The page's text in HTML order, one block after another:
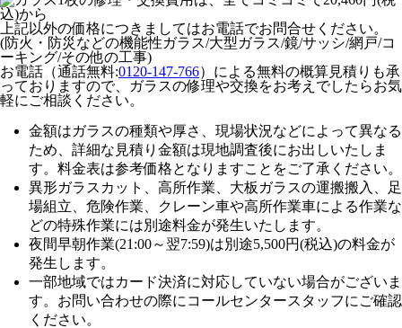
上記以外の価格につきましてはお電話でお問合せください。
(防火・防災などの機能性ガラス/大型ガラス/鏡/サッシ/網戸/コ
ーキング/その他の工事)
お電話（通話無料:0120-147-766）による無料の概算見積りも承
っておりますので、ガラスの修理や交換をお考えでしたらお気
軽にご相談ください。
金額はガラスの種類や厚さ、現場状況などによって異なる
ため、 詳細な見積り金額は現地調査後にお出しいたしま
す。 料金表は参考価格となりますことをご了承ください。
異形ガラスカット、高所作業、大板ガラスの運搬搬入、足
場組立、危険作業、クレーン車や高所作業車による作業な
どの特殊作業には別途料金が発生いたします。
夜間早朝作業(21:00～翌7:59)は別途5,500円(税込)の料金が
発生します。
一部地域ではカード決済に対応していない場合がございま
す。お問い合わせの際にコールセンタースタッフにご確認
ください。